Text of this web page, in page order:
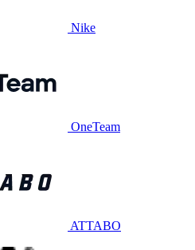
Nike
OneTeam
ATTABO